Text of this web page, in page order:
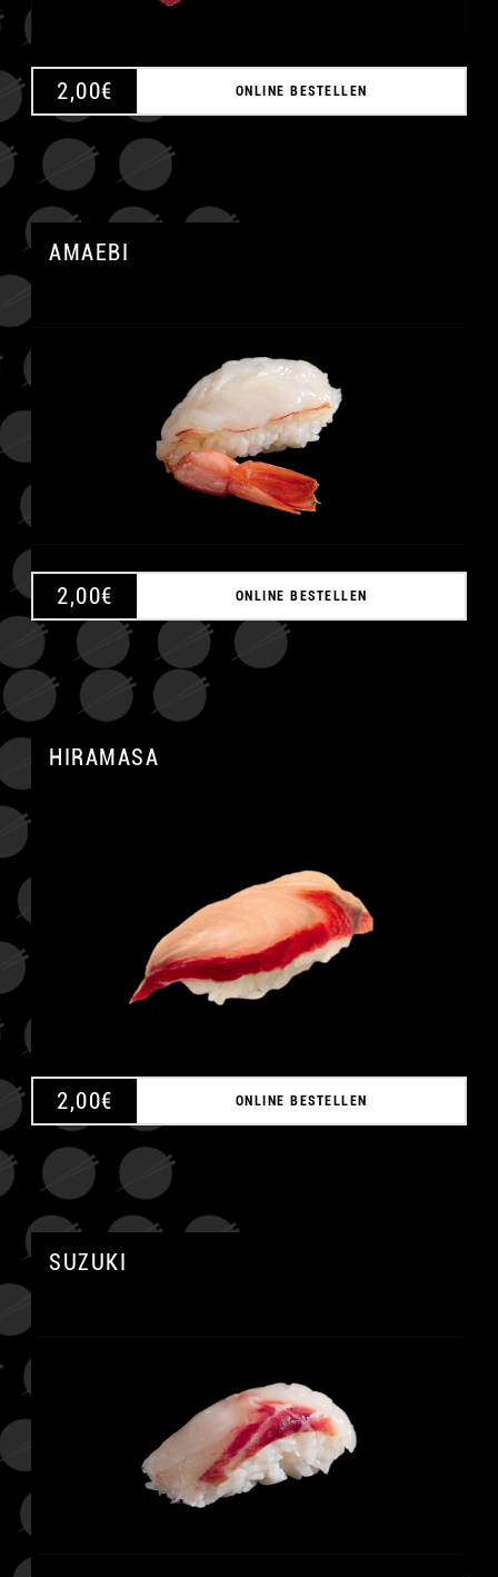
2,00€ ONLINE BESTELLEN
AMAEBI
2,00€ ONLINE BESTELLEN
HIRAMASA
2,00€ ONLINE BESTELLEN
SUZUKI